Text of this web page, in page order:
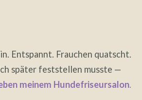
Entspannt. Frauchen quatscht.
später feststellen musste —
meinem Hundefriseursalon.